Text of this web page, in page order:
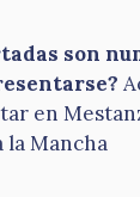
son
en
la Mancha